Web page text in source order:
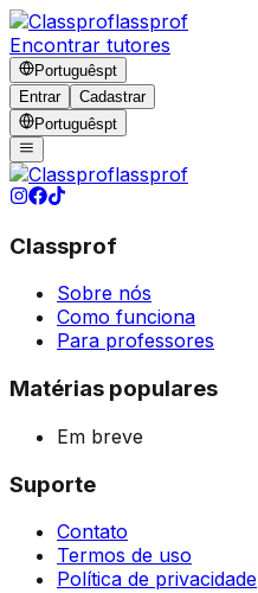
lassprof
Encontrar tutores
Portuguêspt
Entrar
Cadastrar
Portuguêspt
lassprof
Classprof
Sobre nós
Como funciona
Para professores
Matérias populares
Em breve
Suporte
Contato
Termos de uso
Política de privacidade